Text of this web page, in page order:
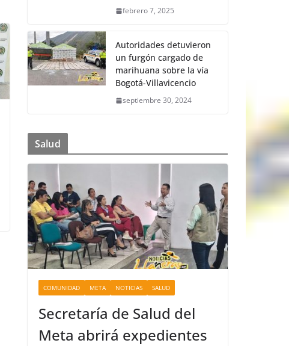
febrero 7, 2025
Autoridades detuvieron
un furgón cargado de
marihuana sobre la vía
Bogotá-Villavicencio
septiembre 30, 2024
Salud
COMUNIDAD META NOTICIAS SALUD
Secretaría de Salud del
Meta abrirá expedientes